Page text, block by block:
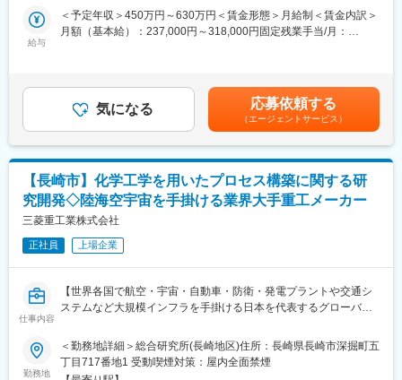
や定期面談を行う「クライアントリーダー」、経験20年以上の技
術スペシャリスト「シニアエキスパート」、クライアントとやり
取りをしている「営業担当」が社員に対して月1回の面談を行う体
・社員対しキャリアUP、スキルUP を目的とした技術研修カリキ
ュラムを実施しております。興味のある項目や業務、関係してい
る項目、スキルチェンジに繋がる項目などを自由に受講して頂く
変更の範囲：本文参照
た、これらを通じて社会に貢献することができます。
・年間休日127日、賞与6.7ヵ月（2026年度）など福利厚生が充
当社は三菱重工業株式会社及び三菱重工グループ会社の技術と製
品開発を支援しており、主に以下の業務を担当しています。 航
空・宇宙・船舶・内燃機・プラントなど幅広い機械製品の強度・
ギー等、大小様々でプロジェクト毎に複数ソフトを併用して解析
精度を高めます！
■主な使用ツール：ANSYS、Fluent、Nastran、Abaqus、CFX、
LS‐Dyna、ADAMS、HyperWorks
■組織・働き方：
・解析第一グループは構造・燃焼チーム、流動・機械チームで構
成されており、総勢33名が所属
・残業：月平均20時間程度
・部署の職場環境：年齢層が幅広く誰もが話しやすい雰囲気であ
り、担当業務によって在宅勤務も比較的自由にできます。
給与
＜予定年収＞450万円～630万円＜賃金形態＞月給制＜賃金内訳＞
月額（基本給）：237,000円～318,000円固定残業手当/月：
想定年収には賞与6.7か月分を含みます。賃金はあくまでも目安の
金額であり、選考を通じて上下する可能性があります。月給(月額)
は固定手当を含めた表記です。
気になる 応募依頼する
（エージェントサービス）
【長崎市】化学工学を用いたプロセス構築に関する研
究開発◇陸海空宇宙を手掛ける業界大手重工メーカー
三菱重工業株式会社
正社員 上場企業
仕事内容
【世界各国で航空・宇宙・自動車・防衛・発電プラントや交通シ
ステムなど大規模インフラを手掛ける日本を代表するグローバル
◆業務内容：
・CO2回収プラント、化学プラント、環境プラント向けに触媒
勤務地
＜勤務地詳細＞総合研究所(長崎地区)住所：長崎県長崎市深掘町五
丁目717番地1 受動喫煙対策：屋内全面禁煙